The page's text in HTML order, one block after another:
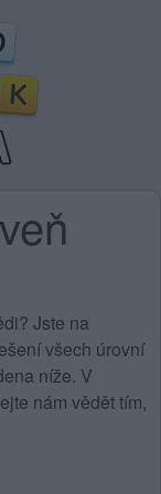
Jste na
všech úrovní
níže. V
nám vědět tím,